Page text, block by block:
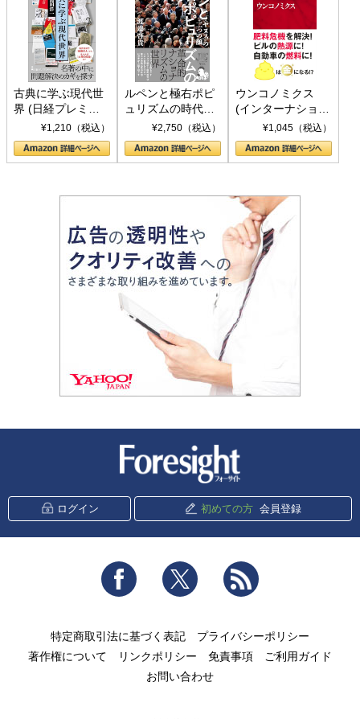
古典に学ぶ現代世
界 (日経プレミア
シリーズ)¥1,210（税込）
ルペンと極右ポピ
ュリズムの時代：
〈ヤヌス〉の二つ
の顔
¥2,750（税込）
ウンコノミクス
(インターナショナ
ル新書)¥1,045（税込）
ログイン 初めての方 会員登録
Facebook Twitter
特定商取引法に基づく表記
プライバシーポリシー
著作権について
リンクポリシー 免責事項
ご利用ガイド
お問い合わせ